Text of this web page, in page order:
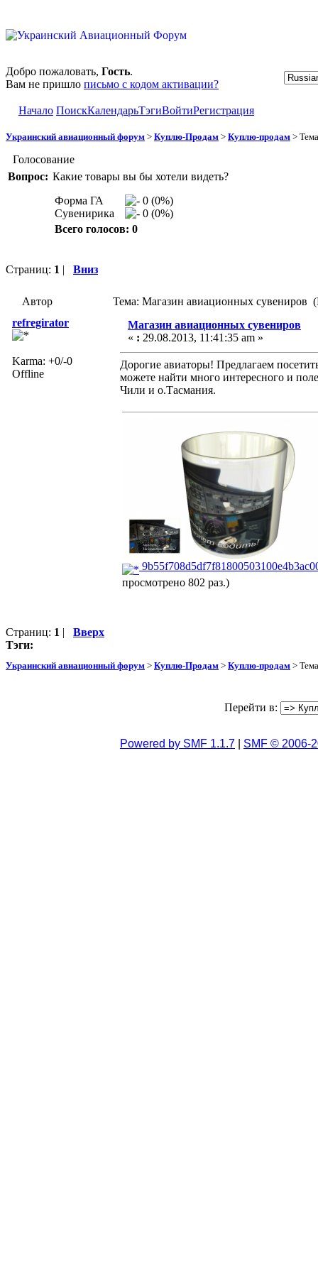
Добро пожаловать, Гость.
Вам не пришло письмо с кодом активации?
Начало ПоискКалендарьТэгиВойтиРегистрация
Украинский авиационный форум > Куплю-Продам > Куплю-продам >
Голосование
Вопрос: Какие товары вы бы хотели видеть?
Форма ГА
0 (0%)
Сувенирика
0 (0%)
Всего голосов: 0
Страниц: 1 | Вниз
Автор
Тема: Магазин авиационных сувениров
refregirator
Karma: +0/-0
Offline
Магазин авиационных сувениров
« : 29.08.2013, 11:41:35 am »
Дорогие авиаторы! Предлагаем
можете найти много интересного и
Чили и о.Тасмания.
просмотрено 802 раз.)
Страниц: 1 | Вверх
Тэги:
Украинский авиационный форум > Куплю-Продам > Куплю-продам >
Перейти в:
Powered by SMF 1.1.7 SMF © 2006-